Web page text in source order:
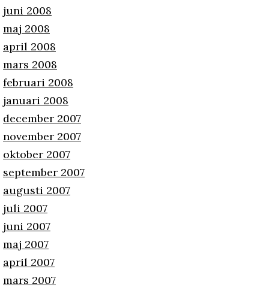
juni 2008
maj 2008
april 2008
mars 2008
februari 2008
januari 2008
december 2007
november 2007
oktober 2007
september 2007
augusti 2007
juli 2007
juni 2007
maj 2007
april 2007
mars 2007